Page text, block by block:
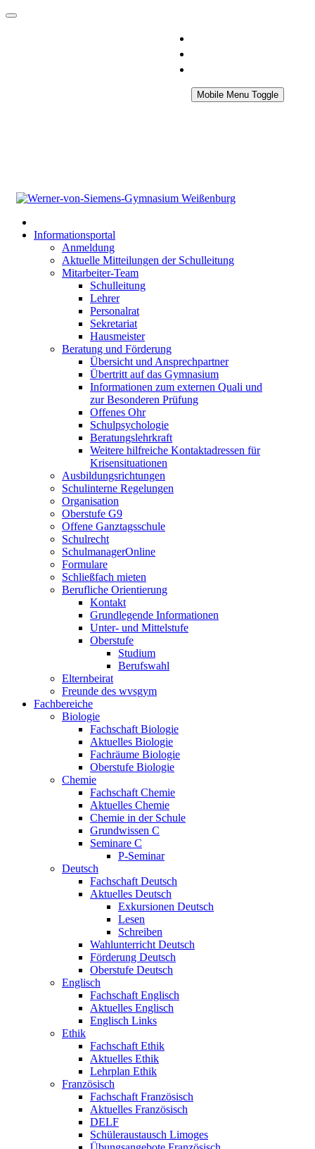
Mobile Menu Toggle
Informationsportal
Anmeldung
Aktuelle Mitteilungen der Schulleitung
Mitarbeiter-Team
Schulleitung
Lehrer
Personalrat
Sekretariat
Hausmeister
Beratung und Förderung
Übersicht und Ansprechpartner
Übertritt auf das Gymnasium
Informationen zum externen Quali und
zur Besonderen Prüfung
Offenes Ohr
Schulpsychologie
Beratungslehrkraft
Weitere hilfreiche Kontaktadressen für
Krisensituationen
Ausbildungsrichtungen
Schulinterne Regelungen
Organisation
Oberstufe G9
Offene Ganztagsschule
Schulrecht
SchulmanagerOnline
Formulare
Schließfach mieten
Berufliche Orientierung
Kontakt
Grundlegende Informationen
Unter- und Mittelstufe
Oberstufe
Studium
Berufswahl
Elternbeirat
Freunde des wvsgym
Fachbereiche
Biologie
Fachschaft Biologie
Aktuelles Biologie
Fachräume Biologie
Oberstufe Biologie
Chemie
Fachschaft Chemie
Aktuelles Chemie
Chemie in der Schule
Grundwissen C
Seminare C
P-Seminar
Deutsch
Fachschaft Deutsch
Aktuelles Deutsch
Exkursionen Deutsch
Lesen
Schreiben
Wahlunterricht Deutsch
Förderung Deutsch
Oberstufe Deutsch
Englisch
Fachschaft Englisch
Aktuelles Englisch
Englisch Links
Ethik
Fachschaft Ethik
Aktuelles Ethik
Lehrplan Ethik
Französisch
Fachschaft Französisch
Aktuelles Französisch
DELF
Schüleraustausch Limoges